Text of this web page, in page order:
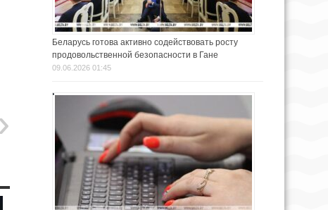
Беларусь готова активно содействовать росту
продовольственной безопасности в Гане
09.06.2026 01:45